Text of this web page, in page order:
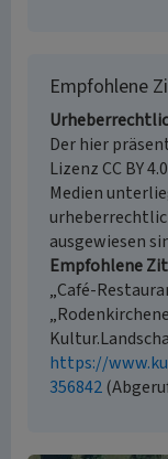
Empfohlene
Der hier
Lizenz CC BY
Medien
ausgewiesen
Empfohlene
„Café-
https://
356842